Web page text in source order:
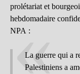
prolétariat et
hebdomadaire
NPA :
La guerre qui a
Palestiniens a